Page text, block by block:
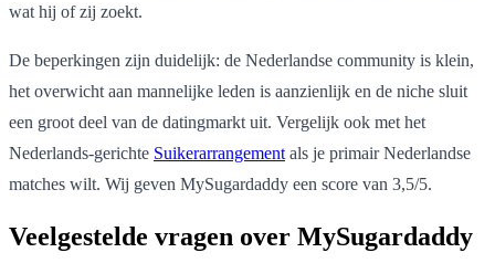
wat hij of zij zoekt.
De beperkingen zijn duidelijk: de Nederlandse community is klein,
het overwicht aan mannelijke leden is aanzienlijk en de niche sluit
een groot deel van de datingmarkt uit. Vergelijk ook met het
Nederlands-gerichte Suikerarrangement als je primair Nederlandse
matches wilt. Wij geven MySugardaddy een score van 3,5/5.
Veelgestelde vragen over MySugardaddy